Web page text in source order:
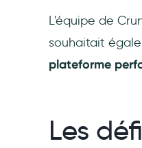
L'équipe de
souhaitait
plateforme
Les